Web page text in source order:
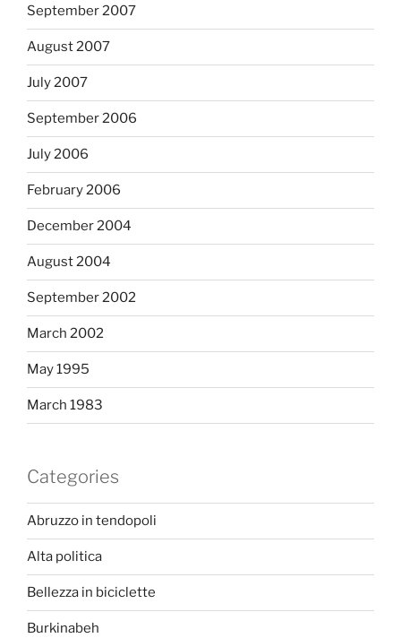
September 2007
August 2007
July 2007
September 2006
July 2006
February 2006
December 2004
August 2004
September 2002
March 2002
May 1995
March 1983
Categories
Abruzzo in tendopoli
Alta politica
Bellezza in biciclette
Burkinabeh